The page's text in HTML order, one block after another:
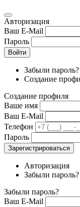
Авторизация
Ваш E-Mail
Пароль
Войти
Забыли пароль?
Создание
Создание профиля
Ваше имя
Ваш E-Mail
Телефон
Пароль
Зарегистрироваться
Авторизация
Забыли пароль?
Забыли пароль?
Ваш E-Mail